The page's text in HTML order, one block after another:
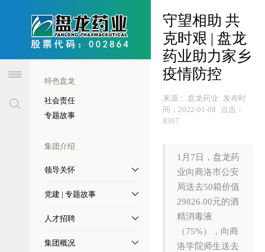
特色盘龙
社会责任
专题故事
集团介绍
领导关怀
党建 | 专题故事
人才招聘
集团概况
守望相助 共
克时艰 | 盘龙
药业助力家乡
疫情防控
来源： 盘龙药业 发布时
间： 2022-01-08
点击：
8367
1月7日，盘龙药
业向商洛市公安
局送去50箱价值
29826.00元的酒
精消毒液
（75%），向商
洛学院师生送去